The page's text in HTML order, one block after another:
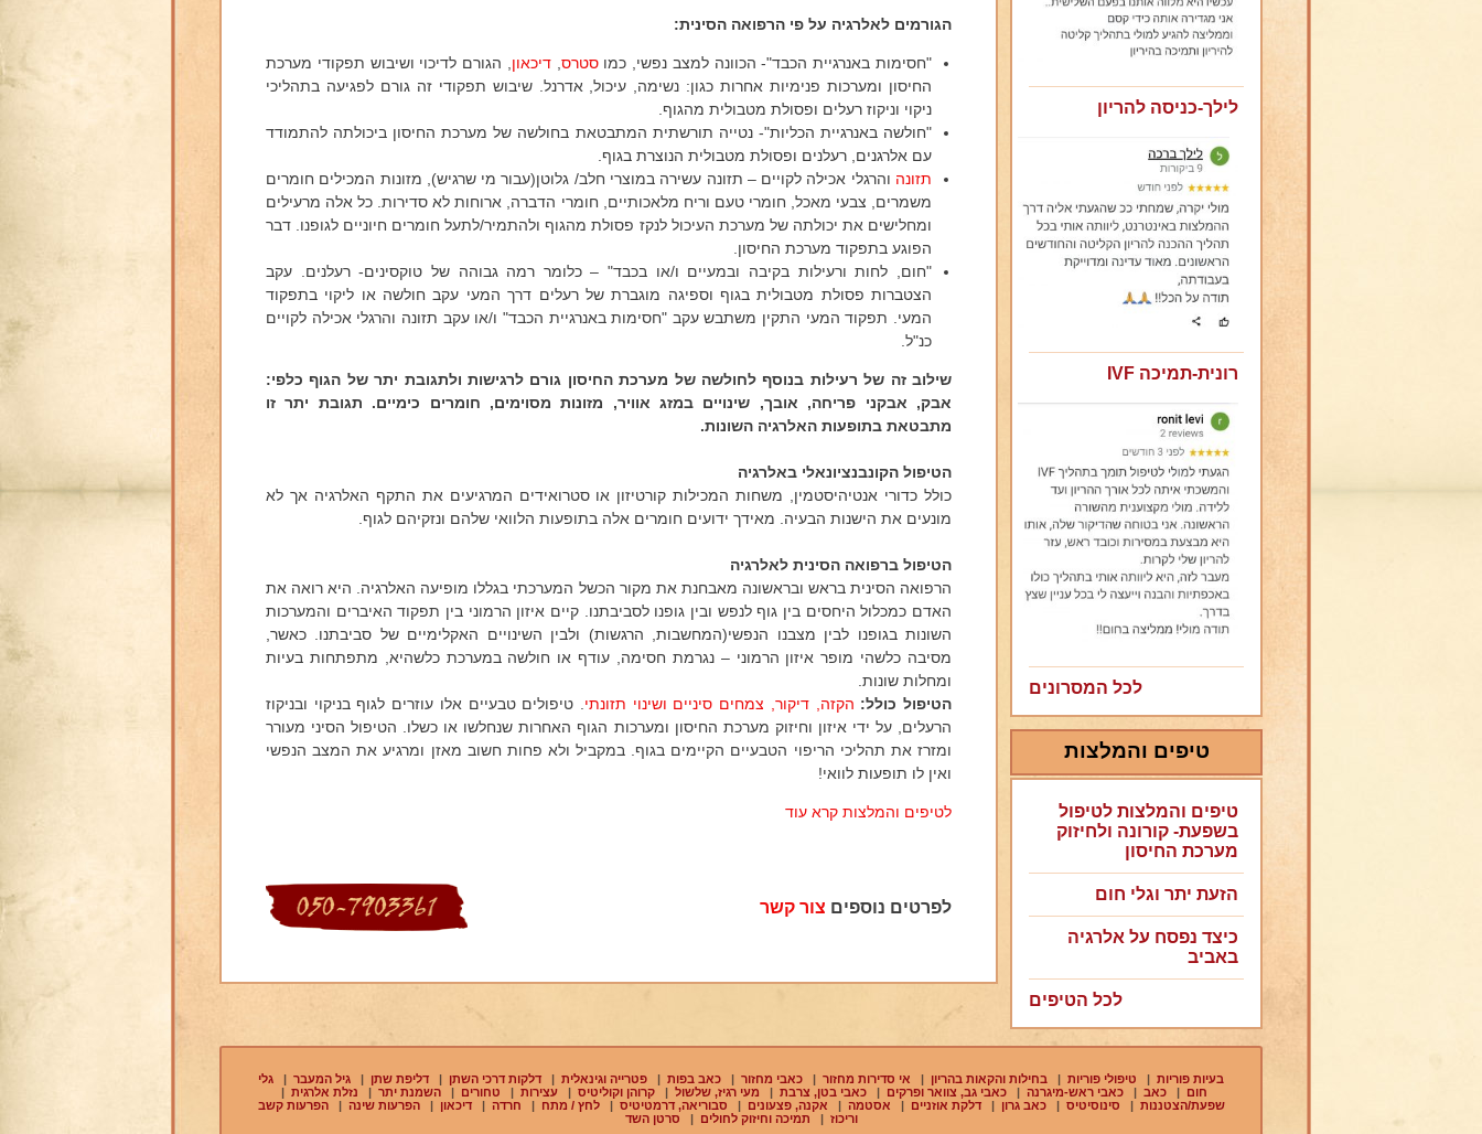
הגורמים לאלרגיה על פי הרפואה הסינית:
"חסימות באנרגיית הכבד"- הכוונה למצב נפשי, כמוסטרס ,דיכאון , הגורם לדיכוי ושיבוש תפקודי מערכת
החיסון ומערכות פנימיות אחרות כגון: נשימה, עיכול, אדרנל. שיבוש תפקודי זה גורם לפגיעה בתהליכי
ניקוי וניקוז רעלים ופסולת מטבולית מהגוף.
"חולשה באנרגיית הכליות"- נטייה תורשתית המתבטאת בחולשה של מערכת החיסון ביכולתה להתמודד
עם אלרגנים, רעלנים ופסולת מטבולית הנוצרת בגוף.
תזונה והרגלי אכילה לקויים – תזונה עשירה במוצרי חלב/ גלוטן(עבור מי שרגיש), מזונות המכילים חומרים
משמרים, צבעי מאכל, חומרי טעם וריח מלאכותיים, חומרי הדברה, ארוחות לא סדירות. כל אלה מרעילים
ומחלישים את יכולתה של מערכת העיכול לנקז פסולת מהגוף ולהתמיר/לתעל חומרים חיוניים לגופנו. דבר
הפוגע בתפקוד מערכת החיסון.
"חום, לחות ורעילות בקיבה ובמעיים ו/או בכבד" – כלומר רמה גבוהה של טוקסינים- רעלנים. עקב
הצטברות פסולת מטבולית בגוף וספיגה מוגברת של רעלים דרך המעי עקב חולשה או ליקוי בתפקוד
המעי. תפקוד המעי התקין משתבש עקב "חסימות באנרגיית הכבד" ו/או עקב תזונה והרגלי אכילה לקויים
כנ"ל.
שילוב זה של רעילות בנוסף לחולשה של מערכת החיסון גורם לרגישות ולתגובת יתר של הגוף כלפי:
אבק, אבקני פריחה, אובך, שינויים במזג אוויר, מזונות מסוימים, חומרים כימיים. תגובת יתר זו
מתבטאת בתופעות האלרגיה השונות.
הטיפול הקונבנציונאלי באלרגיה
כולל כדורי אנטיהיסטמין, משחות המכילות קורטיזון או סטרואידים המרגיעים את התקף האלרגיה אך לא
מונעים את הישנות הבעיה. מאידך ידועים חומרים אלה בתופעות הלוואי שלהם ונזקיהם לגוף.
הטיפול ברפואה הסינית לאלרגיה
הרפואה הסינית בראש ובראשונה מאבחנת את מקור הכשל המערכתי בגללו מופיעה האלרגיה. היא רואה את
האדם כמכלול היחסים בין גוף לנפש ובין גופנו לסביבתנו. קיים איזון הרמוני בין תפקוד האיברים והמערכות
השונות בגופנו לבין מצבנו הנפשי(המחשבות, הרגשות) ולבין השינויים האקלימיים של סביבתנו. כאשר,
מסיבה כלשהי מופר איזון הרמוני – נגרמת חסימה, עודף או חולשה במערכת כלשהיא, מתפתחות בעיות
ומחלות שונות.
הטיפול כולל: הקזה, דיקור, צמחים סיניים ושינוי תזונתי . טיפולים טבעיים אלו עוזרים לגוף בניקוי ובניקוז
הרעלים, על ידי איזון וחיזוק מערכת החיסון ומערכות הגוף האחרות שנחלשו או כשלו. הטיפול הסיני מעורר
ומזרז את תהליכי הריפוי הטבעיים הקיימים בגוף. במקביל ולא פחות חשוב מאזן ומרגיע את המצב הנפשי
ואין לו תופעות לוואי!
לטיפים והמלצות קרא עוד
לפרטים נוספים צור קשר
לילך-כניסה להריון
רונית-תמיכה IVF
לכל המסרונים
טיפים והמלצות
טיפים והמלצות לטיפול
בשפעת- קורונה ולחיזוק
מערכת החיסון
הזעת יתר וגלי חום
כיצד נפסח על אלרגיה
באביב
לכל הטיפים
בעיות פוריות | טיפולי פוריות | בחילות והקאות בהריון | אי סדירות מחזור | כאבי מחזור | כאב בפות | פטרייה וגינאלית | דלקות דרכי השתן | דליפת שתן | גיל המעבר | גלי
חום | כאב | כאבי ראש-מיגרנה | כאבי גב, צוואר ופרקים | כאבי בטן, צרבת | מעי רגיז, שלשול | קרוהן וקוליטיס | עצירות | טחורים | השמנת יתר | נזלת אלרגית |
שפעת/הצטננות | סינוסיטיס |כאב גרון |דלקת אוזניים | אסטמה | אקנה, פצעונים | סבוריאה, דרמטיטיס |לחץ / מתח | חרדה |דיכאון |הפרעות שינה |הפרעות קשב
וריכוז | תמיכה וחיזוק לחולים | סרטן השד